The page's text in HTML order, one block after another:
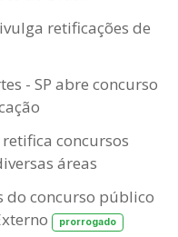
retificações de
- SP abre concurso
concursos
áreas
do concurso público
prorrogado